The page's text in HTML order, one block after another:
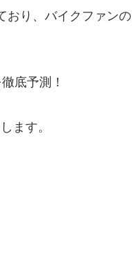
おり、バイクファンの
底予測！
ます。